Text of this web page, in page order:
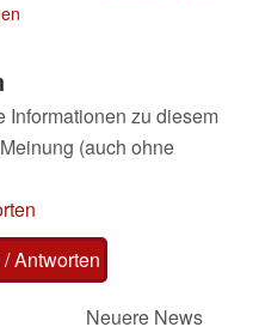
Informationen zu diesem
(auch ohne
Antworten
Neuere News